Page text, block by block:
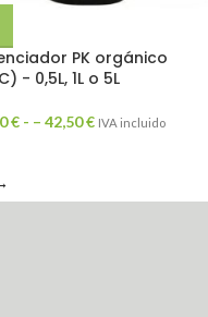
PK orgánico
- 0,5L, 1L o 5L
€ - – 42,50€ IVA incluido